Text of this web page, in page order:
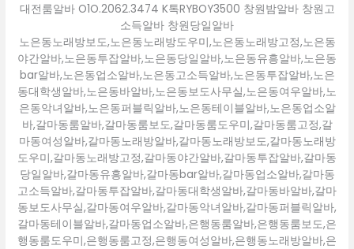
대전룸알바 O1O.2062.3474 K톡RYBOY3500 창원밤알바 창원고
소득알바 창원당일알바
노은동노래방보도,노은동노래방도우미,노은동노래방고정,노은동
야간알바,노은동투잡알바,노은동당일알바,노은동유흥알바,노은동
bar알바,노은동업소알바,노은동고소득알바,노은동투잡알바,노은
동대학생알바,노은동바알바,노은동보도사무실,노은동여우알바,노
은동악녀알바,노은동퍼블릭알바,노은동테이블알바,노은동업소알
바,갈마동룸알바,갈마동룸보도,갈마동룸도우미,갈마동룸고정,갈
마동여성알바,갈마동노래방알바,갈마동노래방보도,갈마동노래방
도우미,갈마동노래방고정,갈마동야간알바,갈마동투잡알바,갈마동
당일알바,갈마동유흥알바,갈마동bar알바,갈마동업소알바,갈마동
고소득알바,갈마동투잡알바,갈마동대학생알바,갈마동바알바,갈마
동보도사무실,갈마동여우알바,갈마동악녀알바,갈마동퍼블릭알바,
갈마동테이블알바,갈마동업소알바,은행동룸알바,은행동룸보도,은
행동룸도우미,은행동룸고정,은행동여성알바,은행동노래방알바,은